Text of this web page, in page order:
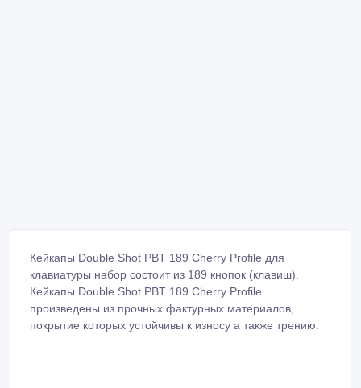
Кейкапы Double Shot PBT 189 Cherry Profile для
клавиатуры набор состоит из 189 кнопок (клавиш).
Кейкапы Double Shot PBT 189 Cherry Profile
произведены из прочных фактурных материалов,
покрытие которых устойчивы к износу а также трению.